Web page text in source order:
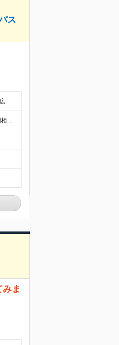
ス
■下記いずれかのご経験をお持ちの方 ・インターネット広告代理店、エージェンシーでのWeb広告営業や運用経験2年以上 ・事業会社でのWebマーケティング経験2年以上、メディア、媒体企業でのご経験2年以上
月給396,000円～624,000円 ※経験・能力等考慮の上、規定により優遇 ※固定残業代（30時間相当の残業手当及び深夜勤務手当として87,120円～137,160円）を月給に含んで支給 ※超過
ま